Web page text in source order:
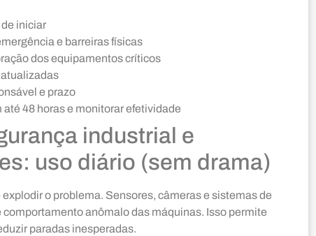
iniciar
e barreiras físicas
dos equipamentos críticos
e prazo
48 horas e monitorar efetividade
industrial e
uso diário (sem drama)
o problema. Sensores, câmeras e sistemas de
anômalo das máquinas. Isso permite
paradas inesperadas.